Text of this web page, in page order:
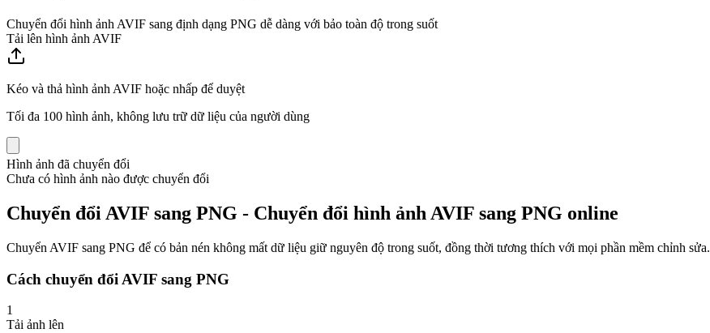
Chuyển đổi hình ảnh AVIF sang định dạng PNG dễ dàng với bảo toàn độ trong suốt
Tải lên hình ảnh AVIF
Kéo và thả hình ảnh AVIF hoặc nhấp để duyệt
Tối đa 100 hình ảnh, không lưu trữ dữ liệu của người dùng
Hình ảnh đã chuyển đổi
Chưa có hình ảnh nào được chuyển đổi
Chuyển đổi AVIF sang PNG - Chuyển đổi hình ảnh AVIF sang PNG online
Chuyển AVIF sang PNG để có bản nén không mất dữ liệu giữ nguyên độ trong suốt, đồng thời tương thích với mọi phần mềm chỉnh sửa.
Cách chuyển đổi AVIF sang PNG
1
Tải ảnh lên